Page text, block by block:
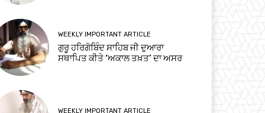
WEEKLY IMPORTANT ARTICLE
ਗੁਰੂ ਹਰਿਗੋਬਿੰਦ ਸਾਹਿਬ ਜੀ ਦੁਆਰਾ
ਸਥਾਪਿਤ ਕੀਤੇ ‘ਅਕਾਲ ਤਖ਼ਤ’ ਦਾ ਅਸਰ
WEEKLY IMPORTANT ARTICLE